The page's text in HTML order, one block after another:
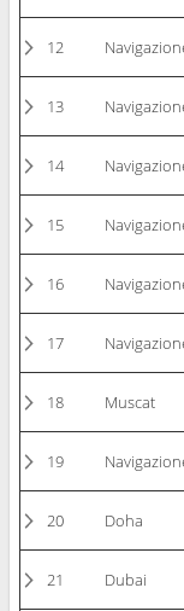
12
13
14
15
16
17
18 Muscat
19
20 Doha
21 Dubai